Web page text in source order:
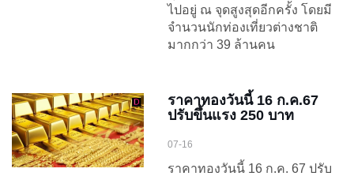
ไปอยู่ ณ จุดสูงสุดอีกครั้ง โดยมี
จำนวนนักท่องเที่ยวต่างชาติ
มากกว่า 39 ล้านคน
ราคาทองวันนี้ 16 ก.ค.67
ปรับขึ้นแรง 250 บาท
07-16
ราคาทองวันนี้ 16 ก.ค. 67 ปรับ